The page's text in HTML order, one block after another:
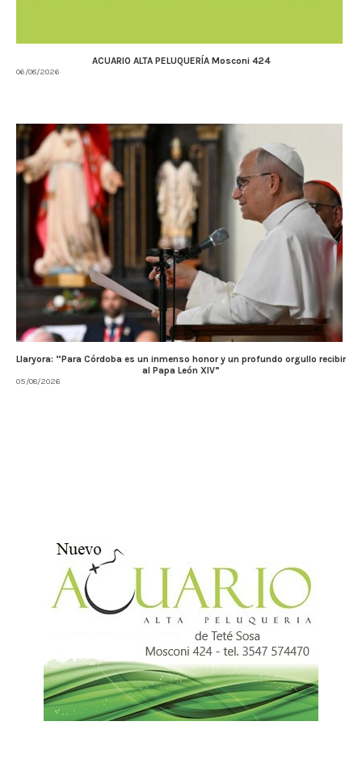
ACUARIO ALTA PELUQUERÍA Mosconi 424
06/08/2026
Llaryora: “Para Córdoba es un inmenso honor y un profundo orgullo recibir
al Papa León XIV”
05/08/2026